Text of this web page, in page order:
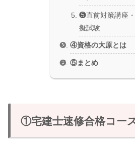
❺直前対策講座
擬試験
④資格の大原とは
⑤まとめ
①宅建士速修合格コー